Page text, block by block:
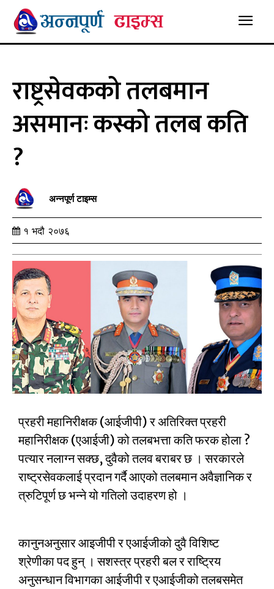
राष्ट्रसेवकको तलबमान
असमानः कस्को तलब कति
?
अन्नपूर्ण टाइम्स
१ भदौ २०७६
प्रहरी महानिरीक्षक (आईजीपी) र अतिरिक्त प्रहरी
महानिरीक्षक (एआईजी) को तलबभत्ता कति फरक होला ?
पत्यार नलाग्न सक्छ, दुवैको तलव बराबर छ । सरकारले
राष्ट्रसेवकलाई प्रदान गर्दै आएको तलबमान अवैज्ञानिक र
त्रुटिपूर्ण छ भन्ने यो गतिलो उदाहरण हो ।
कानुनअनुसार आइजीपी र एआईजीको दुवै विशिष्ट
श्रेणीका पद हुन् । सशस्त्र प्रहरी बल र राष्ट्रिय
अनुसन्धान विभागका आईजीपी र एआईजीको तलबसमेत